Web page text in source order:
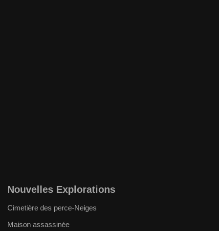
Nouvelles Explorations
Cimetière des perce-Neiges
Maison assassinée